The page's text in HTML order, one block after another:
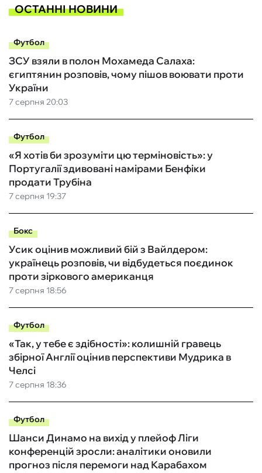
ОСТАННІ НОВИНИ
Футбол
7 серпня 20:03
ЗСУ взяли в полон Мохамеда Салаха:
єгиптянин розповів, чому пішов воювати проти
України
Футбол
7 серпня 19:37
«Я хотів би зрозуміти цю терміновість»: у
Португалії здивовані намірами Бенфіки
продати Трубіна
Бокс
7 серпня 18:56
Усик оцінив можливий бій з Вайлдером:
українець розповів, чи відбудеться поєдинок
проти зіркового американця
Футбол
7 серпня 18:36
«Так, у тебе є здібності»: колишній гравець
збірної Англії оцінив перспективи Мудрика в
Челсі
Футбол
Шанси Динамо на вихід у плейоф Ліги
конференцій зросли: аналітики оновили
прогноз після перемоги над Карабахом